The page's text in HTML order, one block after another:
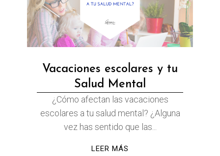
Vacaciones escolares y tu
Salud Mental
¿Cómo afectan las vacaciones
escolares a tu salud mental? ¿Alguna
vez has sentido que las...
LEER MÁS